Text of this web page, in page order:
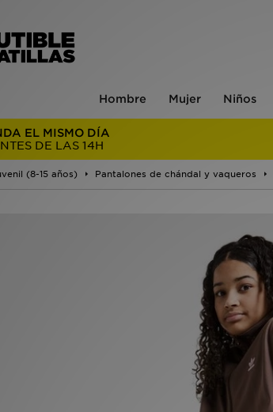
Hombre Mujer Niños
EL MISMO DÍA
DE LAS 14H
(8-15 años) Pantalones de chándal y vaqueros